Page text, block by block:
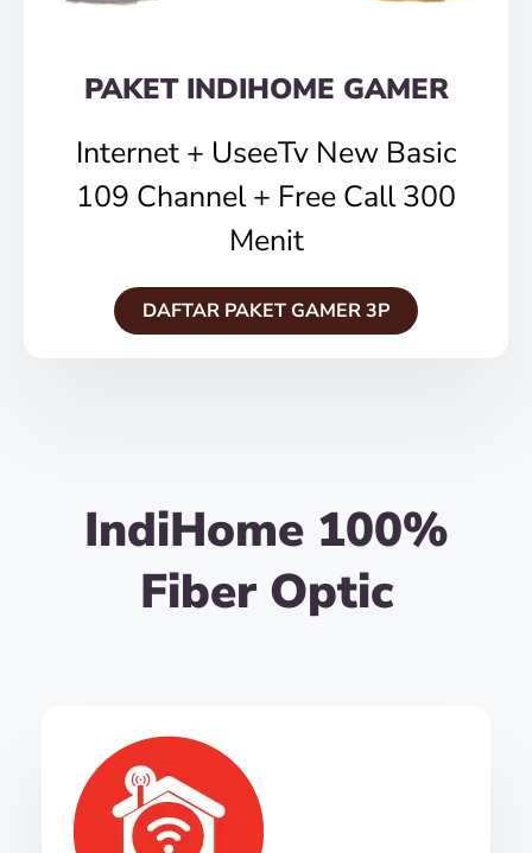
PAKET INDIHOME GAMER
Internet + UseeTv New Basic
109 Channel + Free Call 300
Menit
DAFTAR PAKET GAMER 3P
IndiHome 100%
Fiber Optic